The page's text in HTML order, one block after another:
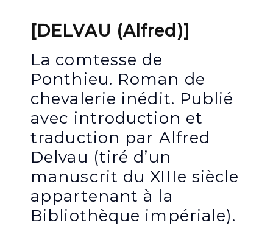
[DELVAU (Alfred)]
La comtesse de
Ponthieu. Roman de
chevalerie inédit. Publié
avec introduction et
traduction par Alfred
Delvau (tiré d’un
manuscrit du XIIIe siècle
appartenant à la
Bibliothèque impériale).